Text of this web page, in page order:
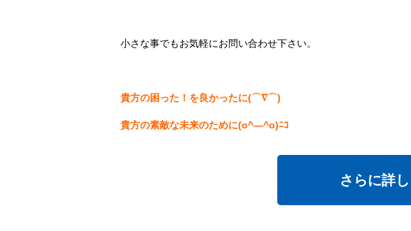
小さな事でもお気軽にお問い合わせ下さい。
貴方の困った！を良かったに(⌒∇⌒)
貴方の素敵な未来のために(o^―^o)ﾆｺ
さらに詳し